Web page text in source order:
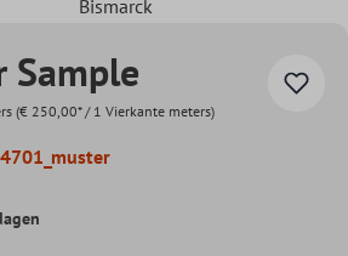
Bismarck
Sample
(€ 250,00* / 1 Vierkante meters)